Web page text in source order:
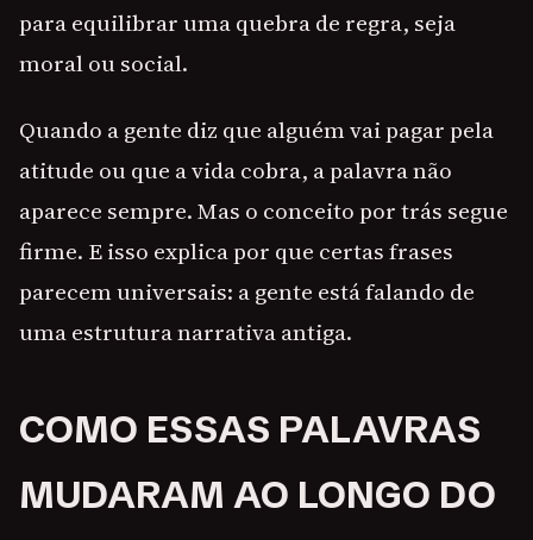
para equilibrar uma quebra de regra, seja
moral ou social.
Quando a gente diz que alguém vai pagar pela
atitude ou que a vida cobra, a palavra não
aparece sempre. Mas o conceito por trás segue
firme. E isso explica por que certas frases
parecem universais: a gente está falando de
uma estrutura narrativa antiga.
COMO ESSAS PALAVRAS
MUDARAM AO LONGO DO